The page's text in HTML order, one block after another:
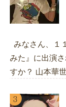
みなさん、１
みた』に出演
すか？ 山本華